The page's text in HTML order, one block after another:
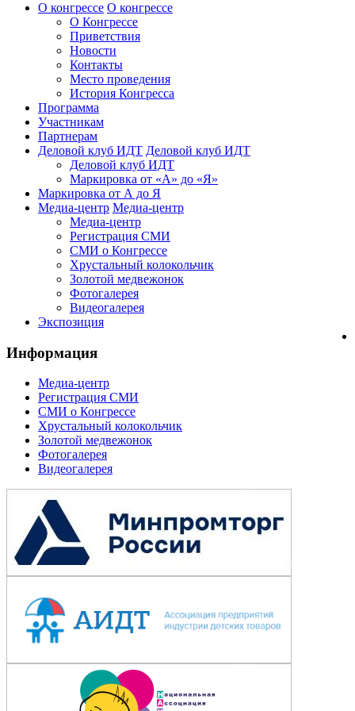
О конгрессе О конгрессе
О Конгрессе
Приветствия
Новости
Контакты
Место проведения
История Конгресса
Программа
Участникам
Партнерам
Деловой клуб ИДТ Деловой клуб ИДТ
Деловой клуб ИДТ
Маркировка от «А» до «Я»
Маркировка от А до Я
Медиа-центр Медиа-центр
Медиа-центр
Регистрация СМИ
СМИ о Конгрессе
Хрустальный колокольчик
Золотой медвежонок
Фотогалерея
Видеогалерея
Экспозиция
Информация
Медиа-центр
Регистрация СМИ
СМИ о Конгрессе
Хрустальный колокольчик
Золотой медвежонок
Фотогалерея
Видеогалерея